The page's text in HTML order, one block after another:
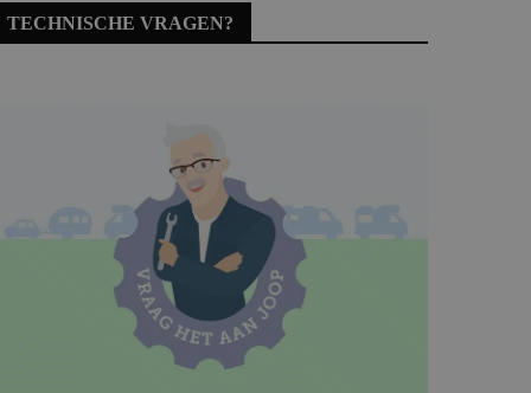
TECHNISCHE VRAGEN?